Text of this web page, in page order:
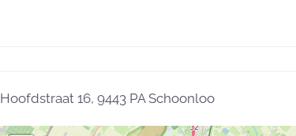
Hoofdstraat 16, 9443 PA Schoonloo